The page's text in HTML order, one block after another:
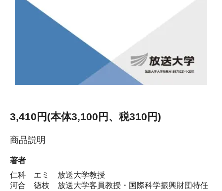
3,410円(本体3,100円、税310円)
商品説明
著者
仁科 エミ 放送大学教授
河合 徳枝 放送大学客員教授・国際科学振興財団特任